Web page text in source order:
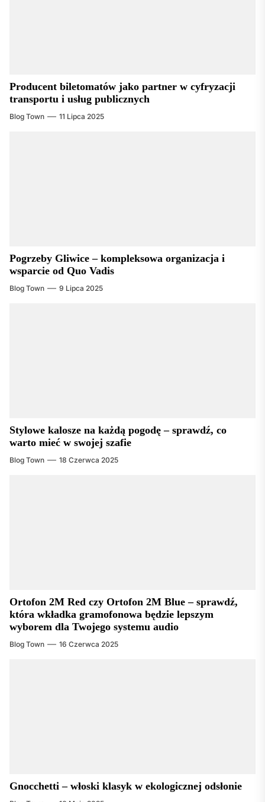
Producent biletomatów jako partner w cyfryzacji
transportu i usług publicznych
Blog Town 11 Lipca 2025
Pogrzeby Gliwice – kompleksowa organizacja i
wsparcie od Quo Vadis
Blog Town 9 Lipca 2025
Stylowe kalosze na każdą pogodę – sprawdź, co
warto mieć w swojej szafie
Blog Town 18 Czerwca 2025
Ortofon 2M Red czy Ortofon 2M Blue – sprawdź,
która wkładka gramofonowa będzie lepszym
wyborem dla Twojego systemu audio
Blog Town 16 Czerwca 2025
Gnocchetti – włoski klasyk w ekologicznej odsłonie